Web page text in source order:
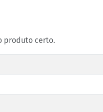
produto certo.